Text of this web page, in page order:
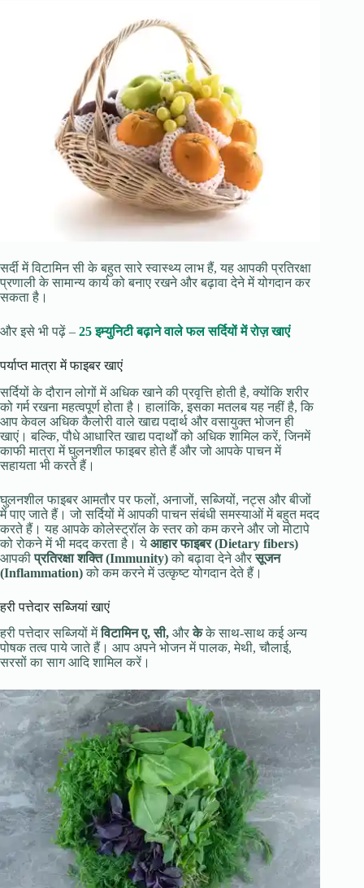
सर्दी में विटामिन सी के बहुत सारे स्वास्थ्य लाभ हैं, यह आपकी प्रतिरक्षा
प्रणाली के सामान्य कार्य को बनाए रखने और बढ़ावा देने में योगदान कर
सकता है।
और इसे भी पढ़ें – 25 इम्युनिटी बढ़ाने वाले फल सर्दियों में रोज़ खाएं
पर्याप्त मात्रा में फाइबर खाएं
सर्दियों के दौरान लोगों में अधिक खाने की प्रवृत्ति होती है, क्योंकि शरीर
को गर्म रखना महत्वपूर्ण होता है। हालांकि, इसका मतलब यह नहीं है, कि
आप केवल अधिक कैलोरी वाले खाद्य पदार्थ और वसायुक्त भोजन ही
खाएं। बल्कि, पौधे आधारित खाद्य पदार्थों को अधिक शामिल करें, जिनमें
काफी मात्रा में घुलनशील फाइबर होते हैं और जो आपके पाचन में
सहायता भी करते हैं।
घुलनशील फाइबर आमतौर पर फलों, अनाजों, सब्जियों, नट्स और बीजों
में पाए जाते हैं। जो सर्दियों में आपकी पाचन संबंधी समस्याओं में बहुत मदद
करते हैं। यह आपके कोलेस्ट्रॉल के स्तर को कम करने और जो मोटापे
को रोकने में भी मदद करता है। ये आहार फाइबर (Dietary fibers)
आपकीप्रतिरक्षा शक्ति (Immunity)को बढ़ावा देने औरसूजन
(Inflammation)को कम करने में उत्कृष्ट योगदान देते हैं।
हरी पत्तेदार सब्जियां खाएं
हरी पत्तेदार सब्जियों मेंविटामिन ए, सी, औरकेके साथ-साथ कई अन्य
पोषक तत्व पाये जाते हैं। आप अपने भोजन में पालक, मेथी, चौलाई,
सरसों का साग आदि शामिल करें।